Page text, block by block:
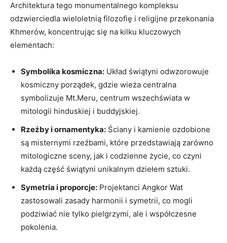
Architektura tego monumentalnego kompleksu
odzwierciedla wieloletnią filozofię i religijne przekonania
Khmerów, koncentrując się na kilku kluczowych
elementach:
Symbolika kosmiczna: Układ świątyni odwzorowuje
kosmiczny porządek, gdzie wieża centralna
symbolizuje Mt.Meru, centrum wszechświata w
mitologii hinduskiej i buddyjskiej.
Rzeźby i ornamentyka: Ściany i kamienie ozdobione
są misternymi rzeźbami, które przedstawiają zarówno
mitologiczne sceny, jak i codzienne życie, co czyni
każdą część świątyni unikalnym dziełem sztuki.
Symetria i proporcje: Projektanci Angkor Wat
zastosowali zasady harmonii i symetrii, co mogli
podziwiać nie tylko pielgrzymi, ale i współczesne
pokolenia.